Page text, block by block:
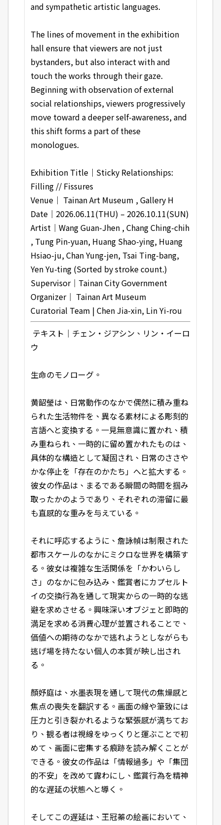
and sympathetic artistic languages.
The lines of movement in the exhibition
hall ensure that viewers are not just
bystanders, but also interact with and
touch the works through their gaze.
Beginning with observation of external
social relationships, viewers progressively
move toward a deeper self-awareness, and
this shift forms a part of these
monologues.
Exhibition Title ｜ Sticky Relationships:
Filling // Fissures
Venue｜ Tainan Art Museum , Gallery H
Date｜2026.06.11(THU) – 2026.10.11(SUN)
Artist｜Wang Guan-Jhen , Chang Ching-chih
, Tung Pin-yuan, Huang Shao-ying, Huang
Hsiao-ju, Chan Yung-jen, Tsai Ting-bang,
Yen Yu-ting (Sorted by stroke count.)
Supervisor｜Tainan City Government
Organizer｜ Tainan Art Museum
Curatorial Team | Chen Jia-xin, Lin Yi-rou
テキスト｜チェン・ジアシン、リン・イーロ
ウ
生命のモノローグ。
黄韶瑩は、日常動作のなかで偶然に積み重ね
られた生活物件を、異なる素材による彫刻的
言語へと変換する。一見無意識に置かれ、積
み重ねられ、一時的に留め置かれたものは、
具体的な構造として凝固され、日常のささや
かな停止を「存在のかたち」へと拡大する。
彼女の作品は、まるである瞬間の時間を掴み
取ったかのようであり、それぞれの滞留に最
も直感的な重みを与えている。
それに呼応するように、詹詠幀は制限された
都市スケールのなかにミクロな世界を構築す
る。彼女は複雑な生活関係を「かわいらし
さ」のなかに包み込み、鑑賞者にカプセルト
イの交換行為を通して現実からの一時的な逃
避を求めさせる。興味深いオブジェと即時的
満足を求める消費心理が並置されることで、
価値への期待のなかで逃れようとしながらも
逃げ場を持たない個人の本質が映し出され
る。
顏妤庭は、水墨表現を通して現代の焦燥感と
焦点の喪失を翻訳する。画面の線や筆致には
圧力と引き裂かれるような緊張感が満ちてお
り、観る者は視線をゆっくりと運ぶことで初
めて、画面に密集する痕跡を読み解くことが
できる。彼女の作品は「情報過多」や「集団
的不安」を改めて露わにし、鑑賞行為を精神
的な遅延の状態へと導く。
そしてこの遅延は、王冠蓁の絵画において、